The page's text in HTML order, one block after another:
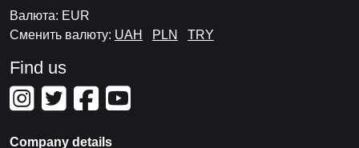
Валюта: EUR
Сменить валюту: UAH PLN TRY
Find us
Company details